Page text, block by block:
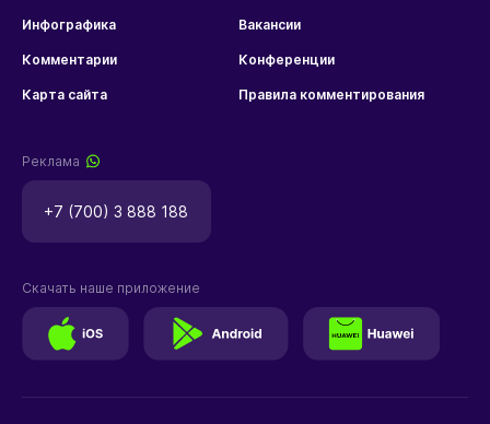
Инфографика Вакансии
Комментарии Конференции
Карта сайта Правила комментирования
Реклама
+7 (700) 3 888 188
Скачать наше приложение